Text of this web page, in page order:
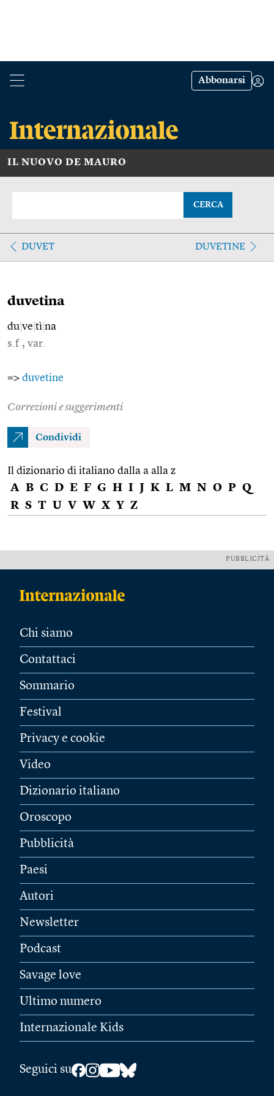
Abbonarsi
IL NUOVO DE MAURO
CERCA
DUVET DUVETINE
duvetina
du ve tì na
s.f., var.
=> duvetine
Correzioni e suggerimenti
Condividi
Il dizionario di italiano dalla a alla z
A B C D E F G H I J K L M N O P Q
R S T U V W X Y Z
PUBBLICITÀ
Chi siamo
Contattaci
Sommario
Festival
Privacy e cookie
Video
Dizionario italiano
Oroscopo
Pubblicità
Paesi
Autori
Newsletter
Podcast
Savage love
Ultimo numero
Internazionale Kids
Seguici su